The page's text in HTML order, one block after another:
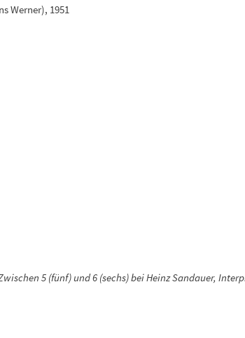
Werner), 1951
5 (fünf) und 6 (sechs) bei Heinz Sandauer,